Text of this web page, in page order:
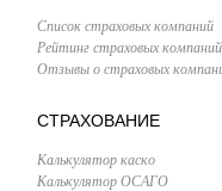
Список страховых компаний
Рейтинг страховых компаний
Отзывы о страховых
СТРАХОВАНИЕ
Калькулятор каско
Калькулятор ОСАГО